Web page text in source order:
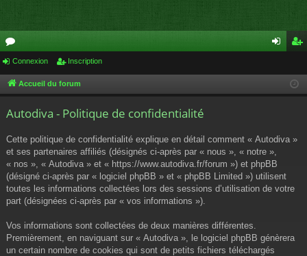
or
u cri
Connexion Inscription
Accueil du forum
Autodiva - Politique de confidentialité
Cette politique de confidentialité explique en détail comment « Autodiva »
et ses partenaires affiliés (désignés ci-après par « nous », « notre »,
« nos », « Autodiva » et « https://www.autodiva.fr/forum ») et phpBB
(désigné ci-après par « logiciel phpBB » et « phpBB Limited ») utilisent
toutes les informations collectées lors des sessions d’utilisation de votre
part (désignées ci-après par « vos informations »).
Vos informations sont collectées de deux manières différentes.
Premièrement, en naviguant sur « Autodiva », le logiciel phpBB génèrera
un certain nombre de cookies qui sont de petits fichiers téléchargés